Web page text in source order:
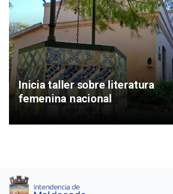
Inicia taller sobre literatura
femenina nacional